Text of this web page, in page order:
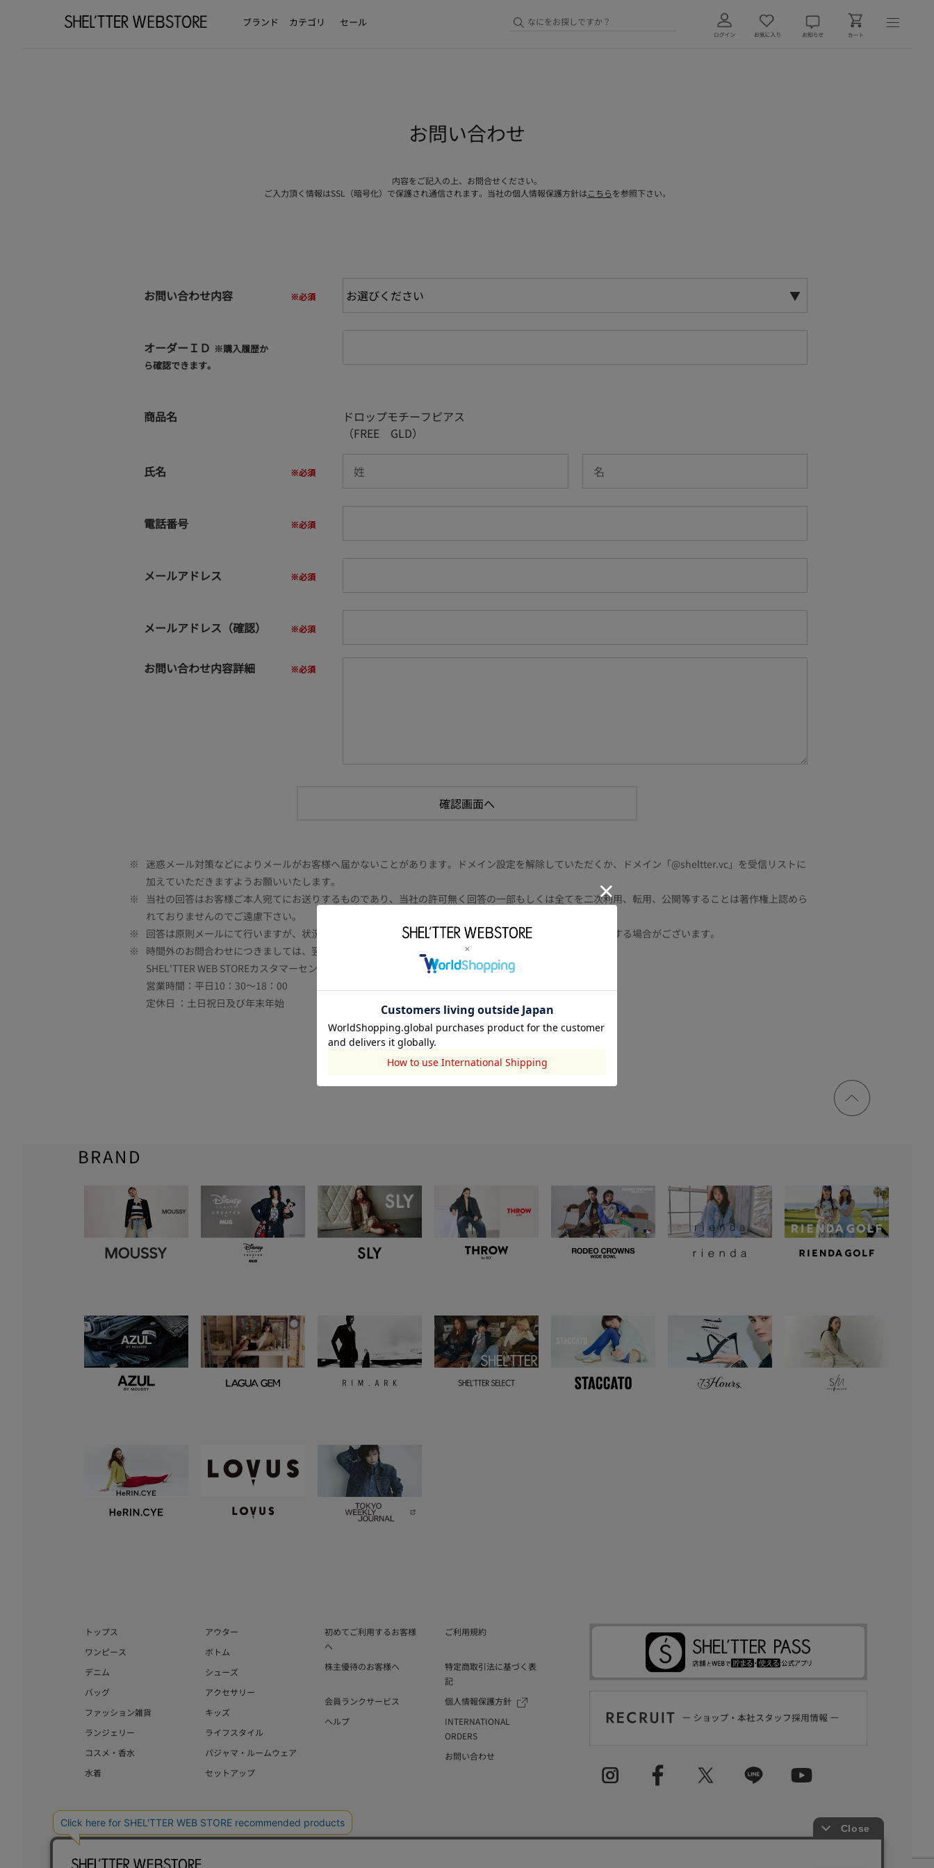
ブランド カテゴリ セール
お問い合わせ
内容をご記入の上、お問合せください。
ご入力頂く情報はSSL（暗号化）で保護され通信されます。当社の個人情報保護方針はこちらを参照下さい。
お問い合わせ内容
オーダーＩＤ ※購入履歴か
ら確認できます。
商品名
ドロップモチーフピアス
（FREE GLD）
氏名
電話番号
メールアドレス
メールアドレス（確認）
お問い合わせ内容詳細
※
迷惑メール対策などによりメールがお客様へ届かないことがあります。ドメイン設定を解除していただくか、ドメイン「@sheltter.vc」を受信リストに
加えていただきますようお願いいたします。
※
当社の回答はお客様ご本人宛てにお送りするものであり、当社の許可無く回答の一部もしくは全てを二次利用、転用、公開等することは著作権上認めら
れておりませんのでご遠慮下さい。
※
回答は原則メールにて行いますが、状況により電話や書面等の場合もございます。また内容により時間を要する場合がございます。
※
時間外のお問合わせにつきましては、翌営業日より順次対応いたします。
SHEL'TTER WEB STOREカスタマーセンター
営業時間：平日10：30～18：00
定休日 ：土日祝日及び年末年始
ページ
トップ
BRAND
トップス
アウター
ワンピース
ボトム
デニム
シューズ
バッグ
アクセサリー
ファッション雑貨
キッズ
ランジェリー
ライフスタイル
コスメ・香水
パジャマ・ルームウェア
水着
セットアップ
初めてご利用するお客様
へ
ご利用規約
株主優待のお客様へ
特定商取引法に基づく表
記
会員ランクサービス
個人情報保護方針
ヘルプ
INTERNATIONAL
ORDERS
お問い合わせ